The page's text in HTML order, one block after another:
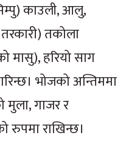
काउली, आलु,
तकोला
मासु), हरियो साग
भोजको अन्तिममा
मुला, गाजर र
राखिन्छ।